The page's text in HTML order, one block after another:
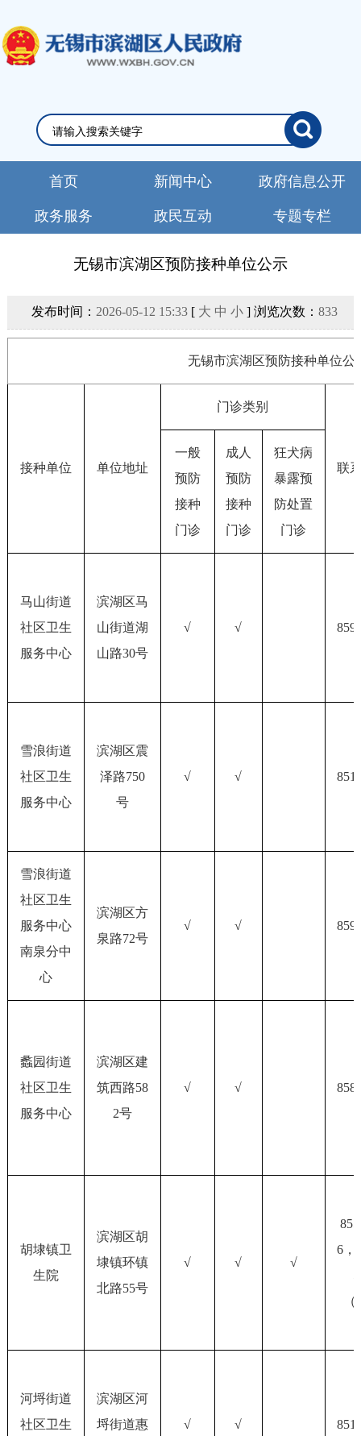
首页 新闻中心 政府信息公开
政务服务 政民互动 专题专栏
无锡市滨湖区预防接种单位公示
发布时间： 2026-05-12 15:33[ 大 中 小] 浏览次数： 833
无锡市滨湖区预防接种单位公
接种单位 单位地址
门诊类别
联
一般
预防
接种
门诊
成人
预防
接种
门诊
狂犬病
暴露预
防处置
门诊
马山街道
社区卫生
服务中心
滨湖区马
山街道湖
山路30号
√ √
雪浪街道
社区卫生
服务中心
滨湖区震
泽路750
号
√ √
雪浪街道
社区卫生
服务中心
南泉分中
心
滨湖区方
泉路72号
√ √
蠡园街道
社区卫生
服务中心
滨湖区建
筑西路58
2号
√ √
胡埭镇卫
生院
滨湖区胡
埭镇环镇
北路55号
√ √ √
6，
河埒街道
社区卫生
滨湖区河
埒街道惠
√ √